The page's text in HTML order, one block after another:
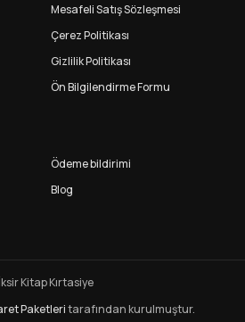
Mesafeli Satış Sözleşmesi
Çerez Politikası
Gizlilik Politikası
Ön Bilgilendirme Formu
Ödeme bildirimi
Blog
İksir Kitap Kırtasiye
Paketleritarafından kurulmuştur.